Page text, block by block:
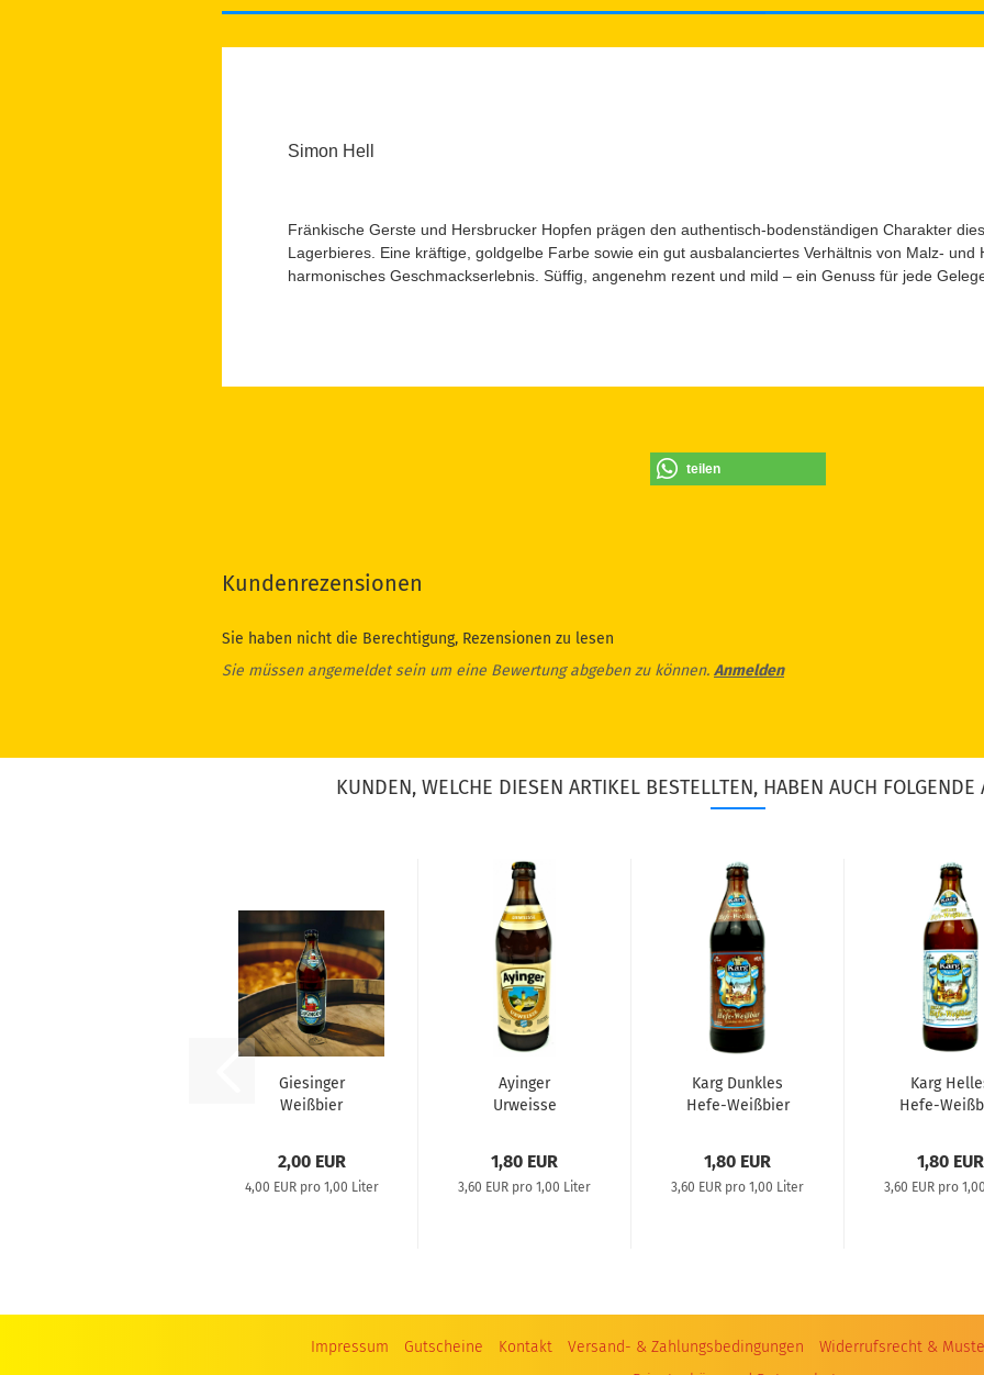
Simon Hell
Fränkische Gerste und Hersbrucker Hopfen prägen den authentisch-bodenständigen Charakter
Lagerbieres. Eine kräftige, goldgelbe Farbe sowie ein gut ausbalanciertes Verhältnis von Malz- und
harmonisches Geschmackserlebnis. Süffig, angenehm rezent und mild – ein Genuss für jede
teilen
Kundenrezensionen
Sie haben nicht die Berechtigung, Rezensionen zu lesen
Sie müssen angemeldet sein um eine Bewertung abgeben zu können. Anmelden
KUNDEN, WELCHE DIESEN ARTIKEL BESTELLTEN, HABEN AUCH FOLGENDE
Giesinger
Weißbier
2,00 EUR
4,00 EUR pro 1,00 Liter
Ayinger
Urweisse
1,80 EUR
3,60 EUR pro 1,00 Liter
Karg Dunkles
Hefe-Weißbier
1,80 EUR
3,60 EUR pro 1,00 Liter
Karg
Hefe-
1,80 EUR
3,60 EUR pro
Impressum Gutscheine Kontakt Versand- & Zahlungsbedingungen Widerrufsrecht &